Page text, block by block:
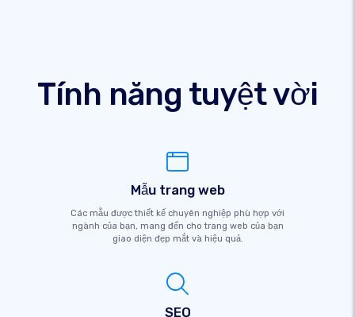
Tính năng tuyệt vời
Mẫu trang web
Các mẫu được thiết kế chuyên nghiệp phù hợp với
ngành của bạn, mang đến cho trang web của bạn
giao diện đẹp mắt và hiệu quả.
SEO